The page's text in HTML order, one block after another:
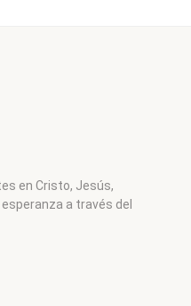
en Cristo, Jesús,
a través del